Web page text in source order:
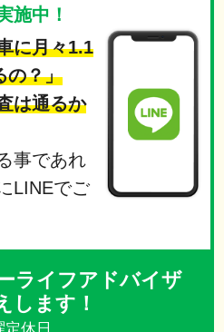
施中！
に月々1.1
の？」
は通るか
事であれ
LINEでご
ライフアドバイザ
します！